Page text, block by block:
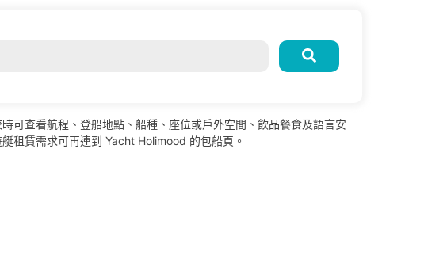
可查看航程、登船地點、船種、座位或戶外空間、飲品餐食及語言安
租賃需求可再連到 Yacht Holimood 的包船頁。